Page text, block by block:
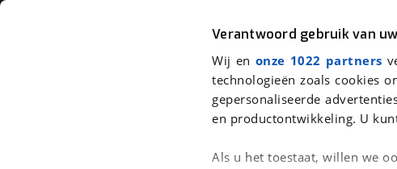
Verantwoord gebruik van
Wij en onze 1022 partners
technologieën zoals cookies
gepersonaliseerde
en productontwikkeling. U
Als u het toestaat, willen we
Auto Fiets Motor
We hebben 20 fietsen voor je